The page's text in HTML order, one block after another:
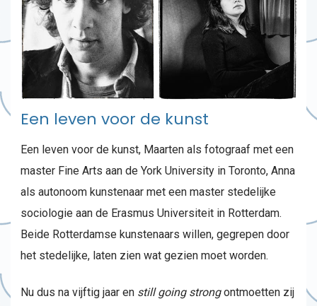
Een leven voor de kunst
Een leven voor de kunst, Maarten als fotograaf met een
master Fine Arts aan de York University in Toronto, Anna
als autonoom kunstenaar met een master stedelijke
sociologie aan de Erasmus Universiteit in Rotterdam.
Beide Rotterdamse kunstenaars willen, gegrepen door
het stedelijke, laten zien wat gezien moet worden.
Nu dus na vijftig jaar en still going strongontmoetten zij